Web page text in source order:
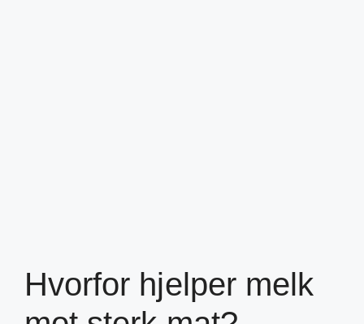
Hvorfor hjelper melk